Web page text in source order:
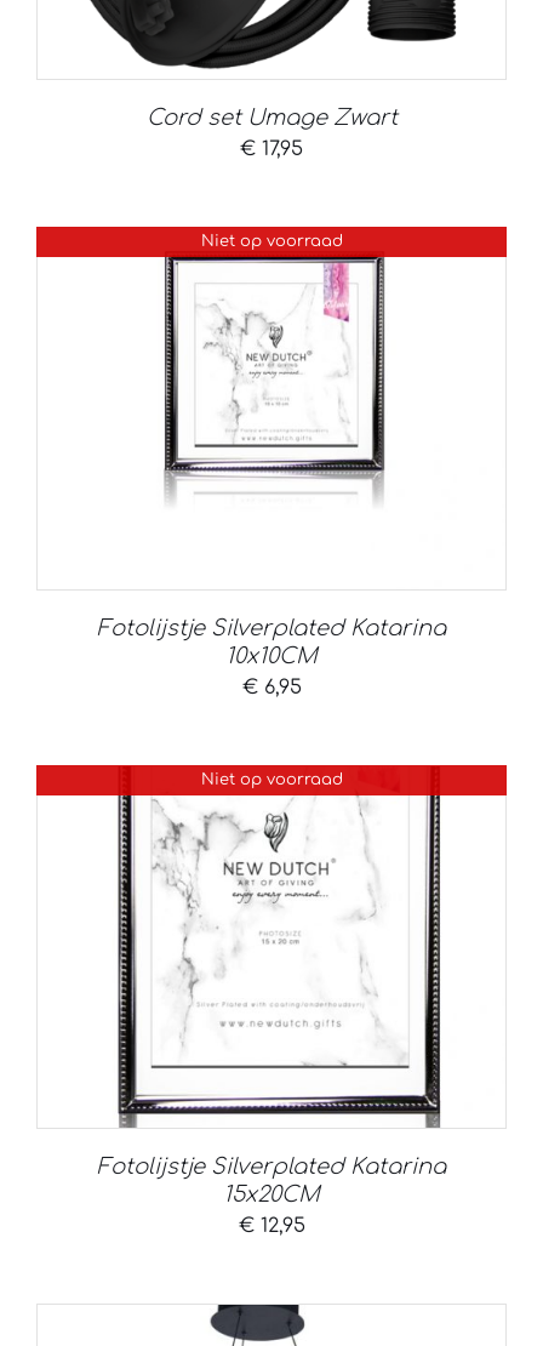
Cord set Umage Zwart
€ 17,95
Niet op voorraad
Fotolijstje Silverplated Katarina
10x10CM
€6,95
Niet op voorraad
Fotolijstje Silverplated Katarina
15x20CM
€12,95